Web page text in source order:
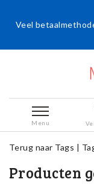
Veel
Menu
Terug naar Tags |
Producten